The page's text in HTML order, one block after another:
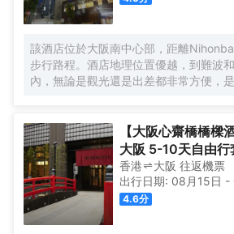
該酒店位於大阪南中心部，距離
步行路程。酒店地理位置優越，到難波
內，無論是觀光還是出差都非常方便，
等設施，提供乾洗服務、複印服務以及
客房典雅舒適，房內配備衞星平面電視
設施，能在不經意間給您一絲驚喜。下
徉於温泉中，放鬆身心，享受的服務。
品質的服務，讓您享受貴族般的待遇和
將更加舒適暢快。 酒店從2015年9月起
班車。按照酒店→伊丹機場巴士停車站
【大阪心齋橋橋樑
大阪 5-10天自由行
香港 大阪 往返機票
出行日期: 08月15日 -
4.6分